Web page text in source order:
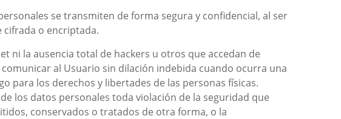
se transmiten de forma segura y confidencial, al ser
o encriptada.
ni la ausencia total de hackers u otros que accedan de
al Usuario sin dilación indebida cuando ocurra una
para los derechos y libertades de las personas físicas.
los datos personales toda violación de la seguridad que
conservados o tratados de otra forma, o la